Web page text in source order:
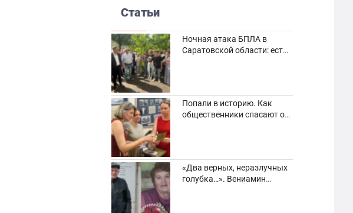
Статьи
Ночная атака БПЛА в
Саратовской области: есть
Попали в историю. Как
общественники спасают от
«Два верных, неразлучных
голубка…». Вениамин